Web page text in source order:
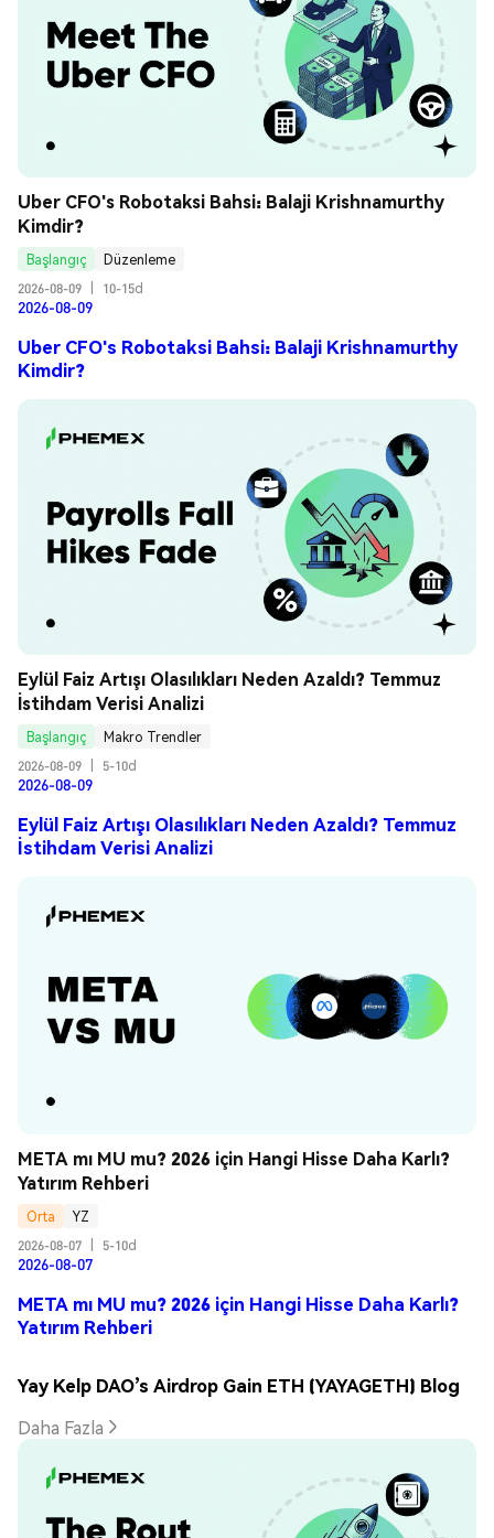
Uber CFO's Robotaksi Bahsi: Balaji Krishnamurthy
Kimdir?
Başlangıç
Düzenleme
2026-08-09
10-15d
2026-08-09
Uber CFO's Robotaksi Bahsi: Balaji Krishnamurthy
Kimdir?
Eylül Faiz Artışı Olasılıkları Neden Azaldı? Temmuz
İstihdam Verisi Analizi
Başlangıç
Makro Trendler
2026-08-09
5-10d
2026-08-09
Eylül Faiz Artışı Olasılıkları Neden Azaldı? Temmuz
İstihdam Verisi Analizi
META mı MU mu? 2026 için Hangi Hisse Daha Karlı?
Yatırım Rehberi
Orta
YZ
2026-08-07
5-10d
2026-08-07
META mı MU mu? 2026 için Hangi Hisse Daha Karlı?
Yatırım Rehberi
Yay Kelp DAO’s Airdrop Gain ETH (YAYAGETH) Blog
Daha Fazla